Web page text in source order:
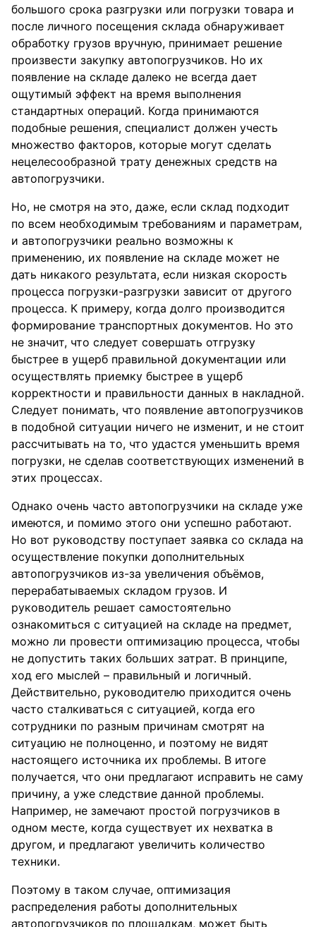
большого срока разгрузки или погрузки товара и
после личного посещения склада обнаруживает
обработку грузов вручную, принимает решение
произвести закупку автопогрузчиков. Но их
появление на складе далеко не всегда дает
ощутимый эффект на время выполнения
стандартных операций. Когда принимаются
подобные решения, специалист должен учесть
множество факторов, которые могут сделать
нецелесообразной трату денежных средств на
автопогрузчики.
Но, не смотря на это, даже, если склад подходит
по всем необходимым требованиям и параметрам,
и автопогрузчики реально возможны к
применению, их появление на складе может не
дать никакого результата, если низкая скорость
процесса погрузки-разгрузки зависит от другого
процесса. К примеру, когда долго производится
формирование транспортных документов. Но это
не значит, что следует совершать отгрузку
быстрее в ущерб правильной документации или
осуществлять приемку быстрее в ущерб
корректности и правильности данных в накладной.
Следует понимать, что появление автопогрузчиков
в подобной ситуации ничего не изменит, и не стоит
рассчитывать на то, что удастся уменьшить время
погрузки, не сделав соответствующих изменений в
этих процессах.
Однако очень часто автопогрузчики на складе уже
имеются, и помимо этого они успешно работают.
Но вот руководству поступает заявка со склада на
осуществление покупки дополнительных
автопогрузчиков из-за увеличения объёмов,
перерабатываемых складом грузов. И
руководитель решает самостоятельно
ознакомиться с ситуацией на складе на предмет,
можно ли провести оптимизацию процесса, чтобы
не допустить таких больших затрат. В принципе,
ход его мыслей – правильный и логичный.
Действительно, руководителю приходится очень
часто сталкиваться с ситуацией, когда его
сотрудники по разным причинам смотрят на
ситуацию не полноценно, и поэтому не видят
настоящего источника их проблемы. В итоге
получается, что они предлагают исправить не саму
причину, а уже следствие данной проблемы.
Например, не замечают простой погрузчиков в
одном месте, когда существует их нехватка в
другом, и предлагают увеличить количество
техники.
Поэтому в таком случае, оптимизация
распределения работы дополнительных
автопогрузчиков по площадкам, может быть